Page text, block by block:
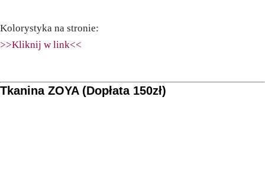
Kolorystyka na stronie:
>>Kliknij w link<<
Tkanina ZOYA (Dopłata 150zł)